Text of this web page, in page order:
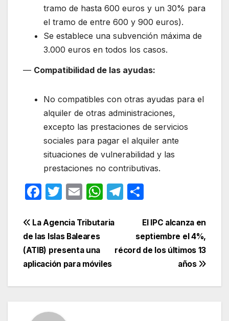
tramo de hasta 600 euros y un 30% para
el tramo de entre 600 y 900 euros).
Se establece una subvención máxima de
3.000 euros en todos los casos.
— Compatibilidad de las ayudas:
No compatibles con otras ayudas para el
alquiler de otras administraciones,
excepto las prestaciones de servicios
sociales para pagar el alquiler ante
situaciones de vulnerabilidad y las
prestaciones no contributivas.
F
c
e
b
o
o
T
itt
er
E
ail
W
at
p
p
T
gr
a
m
p
ar
Navegación
de
entradas
El IPC alcanza en
septiembre el 4%,
récord de los últimos 13
años
La Agencia Tributaria
de las Islas Baleares
(ATIB) presenta una
aplicación para móviles